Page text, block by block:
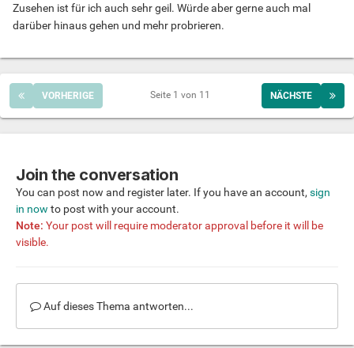
Zusehen ist für ich auch sehr geil. Würde aber gerne auch mal
darüber hinaus gehen und mehr probrieren.
VORHERIGE NÄCHSTE
Seite 1 von 11
Join the conversation
You can post now and register later. If you have an account, sign
in now to post with your account.
Note: Your post will require moderator approval before it will be
visible.
Auf dieses Thema antworten...